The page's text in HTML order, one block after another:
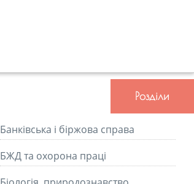
Розділи
Банківська і біржова справа
БЖД та охорона праці